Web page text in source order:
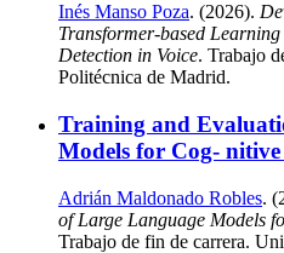
Inés Manso Poza. (2026).
Transformer-based
Detection in Voice. Trabajo
Politécnica de Madrid.
Training and
Models for Cog-
Adrián Maldonado Robles.
of Large Language Models
Trabajo de fin de carrera.